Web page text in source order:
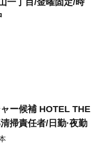
一丁目/金曜固定/時
ー候補 HOTEL THE
掃責任者/日勤·夜勤